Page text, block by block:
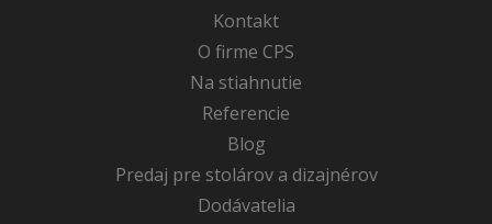
Kontakt
O firme CPS
Na stiahnutie
Referencie
Blog
Predaj pre stolárov a dizajnérov
Dodávatelia